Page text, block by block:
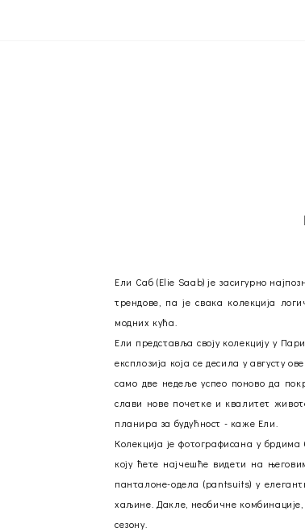
Ели Саб (Elie Saab) је засигурно
трендове, па је свака колекција
модних кућа.
Ели представља своју колекцију у
експлозија која се десила у августу
само две недеље успео поново да
слави нове почетке и квалитет
планира за будућност - каже Ели.
Колекција је фотографисана у брдима
коју ћете најчешће видети на
панталоне-одела (pantsuits) у
хаљине. Дакле, необичне
сезону.